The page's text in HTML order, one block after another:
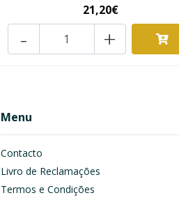
21,20€
+
-
Menu
Contacto
Livro de Reclamações
Termos e Condições